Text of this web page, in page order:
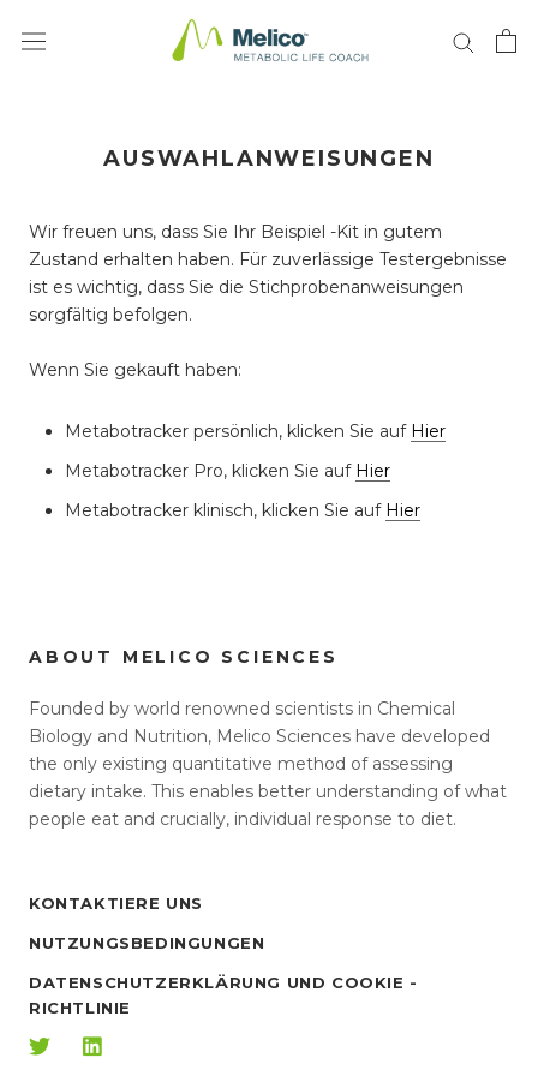
zum
AUSWAHLANWEISUNGEN
Wir freuen uns, dass Sie Ihr Beispiel -Kit in gutem
Zustand erhalten haben. Für zuverlässige Testergebnisse
ist es wichtig, dass Sie die Stichprobenanweisungen
sorgfältig befolgen.
Wenn Sie gekauft haben:
Metabotracker persönlich, klicken Sie auf Hier
Metabotracker Pro, klicken Sie auf Hier
Metabotracker klinisch, klicken Sie auf Hier
ABOUT MELICO SCIENCES
Founded by world renowned scientists in Chemical
Biology and Nutrition, Melico Sciences have developed
the only existing quantitative method of assessing
dietary intake. This enables better understanding of what
people eat and crucially, individual response to diet.
KONTAKTIERE UNS
NUTZUNGSBEDINGUNGEN
DATENSCHUTZERKLÄRUNG UND COOKIE -
RICHTLINIE